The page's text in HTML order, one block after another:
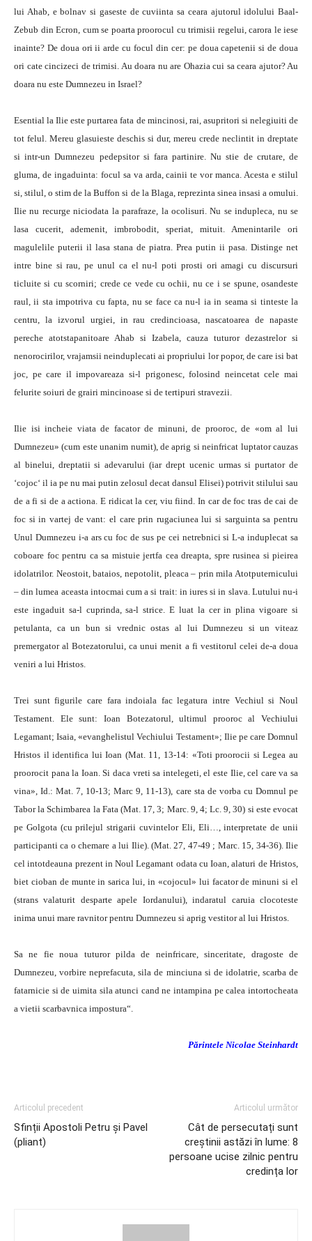
lui Ahab, e bolnav si gaseste de cuviinta sa ceara ajutorul idolului Baal-
Zebub din Ecron, cum se poarta proorocul cu trimisii regelui, carora le iese
inainte? De doua ori ii arde cu focul din cer: pe doua capetenii si de doua
ori cate cincizeci de trimisi. Au doara nu are Ohazia cui sa ceara ajutor? Au
doara nu este Dumnezeu in Israel?
Esential la Ilie este purtarea fata de mincinosi, rai, asupritori si nelegiuiti de
tot felul. Mereu glasuieste deschis si dur, mereu crede neclintit in dreptate
si intr-un Dumnezeu pedepsitor si fara partinire. Nu stie de crutare, de
gluma, de ingaduinta: focul sa va arda, cainii te vor manca. Acesta e stilul
si, stilul, o stim de la Buffon si de la Blaga, reprezinta sinea insasi a omului.
Ilie nu recurge niciodata la parafraze, la ocolisuri. Nu se indupleca, nu se
lasa cucerit, ademenit, imbrobodit, speriat, mituit. Amenintarile ori
magulelile puterii il lasa stana de piatra. Prea putin ii pasa. Distinge net
intre bine si rau, pe unul ca el nu-l poti prosti ori amagi cu discursuri
ticluite si cu scorniri; crede ce vede cu ochii, nu ce i se spune, osandeste
raul, ii sta impotriva cu fapta, nu se face ca nu-l ia in seama si tinteste la
centru, la izvorul urgiei, in rau credincioasa, nascatoarea de napaste
pereche atotstapanitoare Ahab si Izabela, cauza tuturor dezastrelor si
nenorocirilor, vrajamsii neinduplecati ai propriului lor popor, de care isi bat
joc, pe care il impovareaza si-l prigonesc, folosind neincetat cele mai
felurite soiuri de grairi mincinoase si de tertipuri stravezii.
Ilie isi incheie viata de facator de minuni, de prooroc, de «om al lui
Dumnezeu» (cum este unanim numit), de aprig si neinfricat luptator cauzas
al binelui, dreptatii si adevarului (iar drept ucenic urmas si purtator de
‘cojoc‘ il ia pe nu mai putin zelosul decat dansul Elisei) potrivit stilului sau
de a fi si de a actiona. E ridicat la cer, viu fiind. In car de foc tras de cai de
foc si in vartej de vant: el care prin rugaciunea lui si sarguinta sa pentru
Unul Dumnezeu i-a ars cu foc de sus pe cei netrebnici si L-a induplecat sa
coboare foc pentru ca sa mistuie jertfa cea dreapta, spre rusinea si pieirea
idolatrilor. Neostoit, bataios, nepotolit, pleaca – prin mila Atotputernicului
– din lumea aceasta intocmai cum a si trait: in iures si in slava. Lutului nu-i
este ingaduit sa-l cuprinda, sa-l strice. E luat la cer in plina vigoare si
petulanta, ca un bun si vrednic ostas al lui Dumnezeu si un viteaz
premergator al Botezatorului, ca unui menit a fi vestitorul celei de-a doua
veniri a lui Hristos.
Trei sunt figurile care fara indoiala fac legatura intre Vechiul si Noul
Testament. Ele sunt: Ioan Botezatorul, ultimul prooroc al Vechiului
Legamant; Isaia, «evanghelistul Vechiului Testament»; Ilie pe care Domnul
Hristos il identifica lui Ioan (Mat. 11, 13-14: «Toti proorocii si Legea au
proorocit pana la Ioan. Si daca vreti sa intelegeti, el este Ilie, cel care va sa
vina», Id.: Mat. 7, 10-13; Marc 9, 11-13), care sta de vorba cu Domnul pe
Tabor la Schimbarea la Fata (Mat. 17, 3; Marc. 9, 4; Lc. 9, 30) si este evocat
pe Golgota (cu prilejul strigarii cuvintelor Eli, Eli…, interpretate de unii
participanti ca o chemare a lui Ilie). (Mat. 27, 47-49 ; Marc. 15, 34-36). Ilie
cel intotdeauna prezent in Noul Legamant odata cu Ioan, alaturi de Hristos,
biet cioban de munte in sarica lui, in «cojocul» lui facator de minuni si el
(strans valaturit desparte apele Iordanului), indaratul caruia clocoteste
inima unui mare ravnitor pentru Dumnezeu si aprig vestitor al lui Hristos.
Sa ne fie noua tuturor pilda de neinfricare, sinceritate, dragoste de
Dumnezeu, vorbire neprefacuta, sila de minciuna si de idolatrie, scarba de
fatarnicie si de uimita sila atunci cand ne intampina pe calea intortocheata
a vietii scarbavnica impostura“.
Părintele Nicolae Steinhardt
Articolul precedent
Sfinții Apostoli Petru și Pavel
(pliant)
Articolul următor
Cât de persecutați sunt
creștinii astăzi în lume: 8
persoane ucise zilnic pentru
credința lor